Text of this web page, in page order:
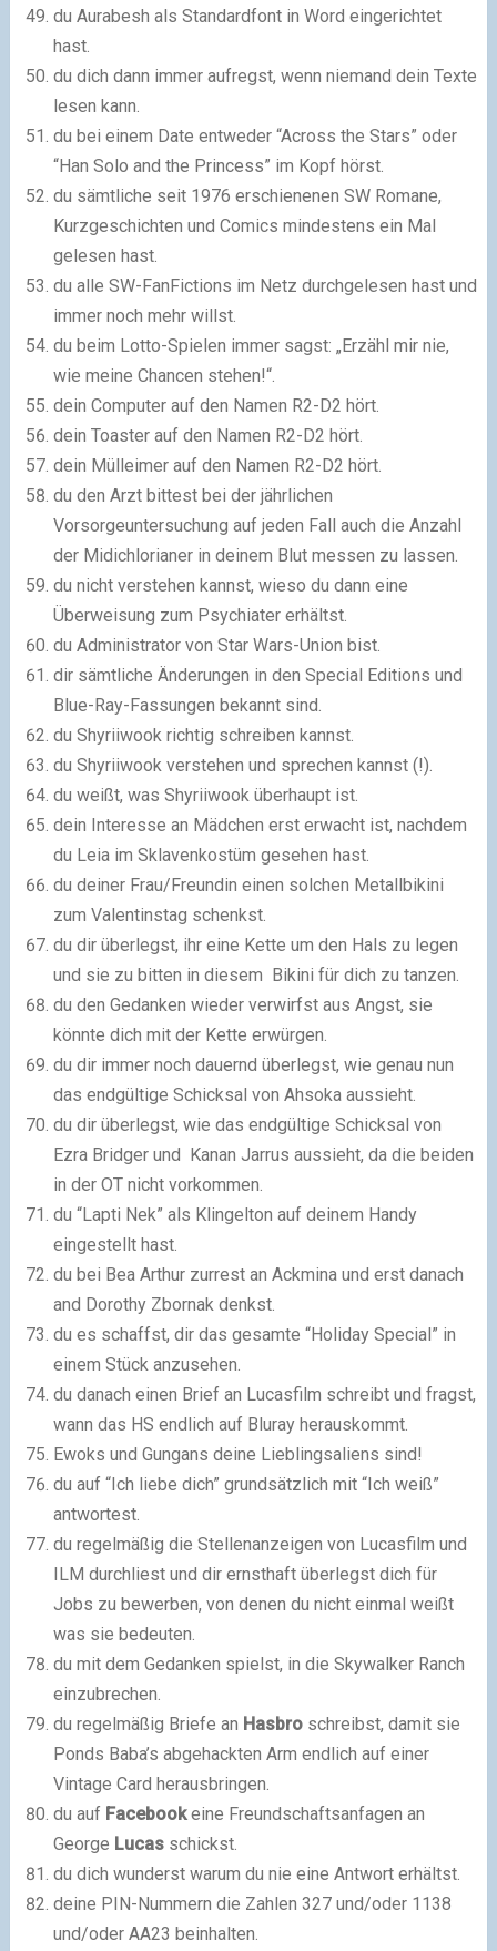
du Aurabesh als Standardfont in Word eingerichtet
hast.
du dich dann immer aufregst, wenn niemand dein Texte
lesen kann.
du bei einem Date entweder “Across the Stars” oder
“Han Solo and the Princess” im Kopf hörst.
du sämtliche seit 1976 erschienenen SW Romane,
Kurzgeschichten und Comics mindestens ein Mal
gelesen hast.
du alle SW-FanFictions im Netz durchgelesen hast und
immer noch mehr willst.
du beim Lotto-Spielen immer sagst: „Erzähl mir nie,
wie meine Chancen stehen!“.
dein Computer auf den Namen R2-D2 hört.
dein Toaster auf den Namen R2-D2 hört.
dein Mülleimer auf den Namen R2-D2 hört.
du den Arzt bittest bei der jährlichen
Vorsorgeuntersuchung auf jeden Fall auch die Anzahl
der Midichlorianer in deinem Blut messen zu lassen.
du nicht verstehen kannst, wieso du dann eine
Überweisung zum Psychiater erhältst.
du Administrator von Star Wars-Union bist.
dir sämtliche Änderungen in den Special Editions und
Blue-Ray-Fassungen bekannt sind.
du Shyriiwook richtig schreiben kannst.
du Shyriiwook verstehen und sprechen kannst (!).
du weißt, was Shyriiwook überhaupt ist.
dein Interesse an Mädchen erst erwacht ist, nachdem
du Leia im Sklavenkostüm gesehen hast.
du deiner Frau/Freundin einen solchen Metallbikini
zum Valentinstag schenkst.
du dir überlegst, ihr eine Kette um den Hals zu legen
und sie zu bitten in diesem Bikini für dich zu tanzen.
du den Gedanken wieder verwirfst aus Angst, sie
könnte dich mit der Kette erwürgen.
du dir immer noch dauernd überlegst, wie genau nun
das endgültige Schicksal von Ahsoka aussieht.
du dir überlegst, wie das endgültige Schicksal von
Ezra Bridger und Kanan Jarrus aussieht, da die beiden
in der OT nicht vorkommen.
du “Lapti Nek” als Klingelton auf deinem Handy
eingestellt hast.
du bei Bea Arthur zurrest an Ackmina und erst danach
and Dorothy Zbornak denkst.
du es schaffst, dir das gesamte “Holiday Special” in
einem Stück anzusehen.
du danach einen Brief an Lucasfilm schreibt und fragst,
wann das HS endlich auf Bluray herauskommt.
Ewoks und Gungans deine Lieblingsaliens sind!
du auf “Ich liebe dich” grundsätzlich mit “Ich weiß”
antwortest.
du regelmäßig die Stellenanzeigen von Lucasfilm und
ILM durchliest und dir ernsthaft überlegst dich für
Jobs zu bewerben, von denen du nicht einmal weißt
was sie bedeuten.
du mit dem Gedanken spielst, in die Skywalker Ranch
einzubrechen.
du regelmäßig Briefe an Hasbroschreibst, damit sie
Ponds Baba’s abgehackten Arm endlich auf einer
Vintage Card herausbringen.
du auf Facebookeine Freundschaftsanfagen an
George Lucasschickst.
du dich wunderst warum du nie eine Antwort erhältst.
deine PIN-Nummern die Zahlen 327 und/oder 1138
und/oder AA23 beinhalten.